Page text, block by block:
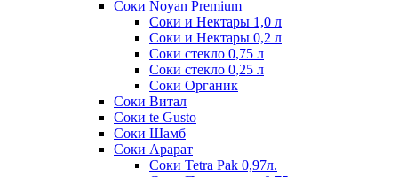
Соки Noyan Premium
Соки и Нектары 1,0 л
Соки и Нектары 0,2 л
Соки стекло 0,75 л
Соки стекло 0,25 л
Соки Органик
Соки Витал
Соки te Gusto
Соки Шамб
Соки Арарат
Соки Tetra Pak 0,97л.